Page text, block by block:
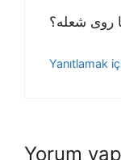
روی شعله؟
Yanıtlamak
Yorum